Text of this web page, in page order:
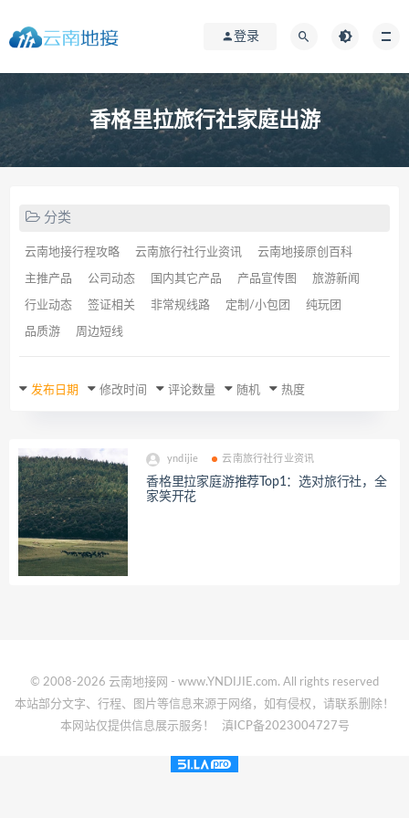
登录
香格里拉旅行社家庭出游
分类
云南地接行程攻略 云南旅行社行业资讯 云南地接原创百科
主推产品 公司动态 国内其它产品 产品宣传图 旅游新闻
行业动态 签证相关 非常规线路 定制/小包团 纯玩团
品质游 周边短线
发布日期 修改时间 评论数量 随机 热度
yndijie 云南旅行社行业资讯
香格里拉家庭游推荐Top1：选对旅行社，全
家笑开花
© 2008-2026 云南地接网 - www.YNDIJIE.com. All rights reserved
本站部分文字、行程、图片等信息来源于网络，如有侵权，请联系删除！
本网站仅提供信息展示服务！
滇ICP备2023004727号